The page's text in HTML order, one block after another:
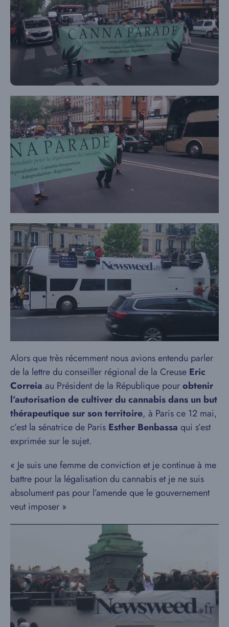
Alors que très récemment nous avions entendu parler
de la lettre du conseiller régional de la Creuse Eric
Correia au Président de la République pourobtenir
l’autorisation de cultiver du cannabis dans un but
thérapeutique sur son territoire, à Paris ce 12 mai,
c’est la sénatrice de Paris Esther Benbassa qui s’est
exprimée sur le sujet.
« Je suis une femme de conviction et je continue à me
battre pour la légalisation du cannabis et je ne suis
absolument pas pour l’amende que le gouvernement
veut imposer »